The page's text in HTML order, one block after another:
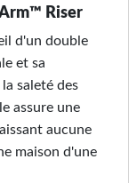
Riser
d'un double
et sa
saleté des
assure une
aucune
maison d'une